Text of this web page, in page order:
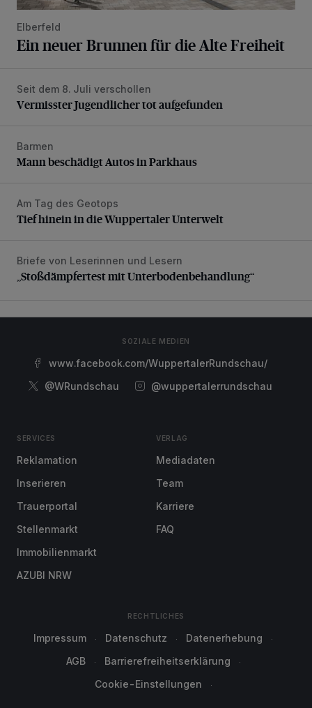
Elberfeld
Ein neuer Brunnen für die Alte Freiheit
Vermisster Jugendlicher tot aufgefunden
Seit dem 8. Juli verschollen
Vermisster Jugendlicher tot aufgefunden
Mann beschädigt Autos in Parkhaus
Barmen
Mann beschädigt Autos in Parkhaus
Tief hinein in die Wuppertaler Unterwelt
Am Tag des Geotops
Tief hinein in die Wuppertaler Unterwelt
„Stoßdämpfertest mit Unterbodenbehandlung“
Briefe von Leserinnen und Lesern
„Stoßdämpfertest mit Unterbodenbehandlung“
SOZIALE MEDIEN
www.facebook.com/WuppertalerRundschau/
@WRundschau
@wuppertalerrundschau
SERVICES
Reklamation
Inserieren
Trauerportal
Stellenmarkt
Immobilienmarkt
AZUBI NRW
VERLAG
Mediadaten
Team
Karriere
FAQ
RECHTLICHES
Impressum Datenschutz
Datenerhebung
AGB
Barrierefreiheitserklärung
Cookie-Einstellungen